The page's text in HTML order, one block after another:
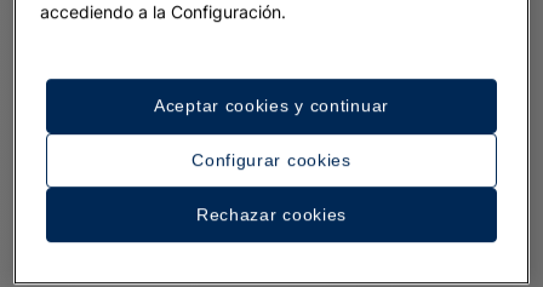
accediendo a la Configuración.
Configurar cookies
Rechazar cookies
Aceptar cookies y continuar